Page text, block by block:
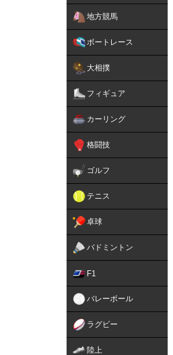
地方競馬
ボートレース
大相撲
フィギュア
カーリング
格闘技
ゴルフ
テニス
卓球
バドミントン
F1
バレーボール
ラグビー
陸上